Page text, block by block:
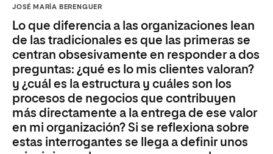
JOSÉ MARÍA BERENGUER
Lo que diferencia a las organizaciones lean
de las tradicionales es que las primeras se
centran obsesivamente en responder a dos
preguntas: ¿qué es lo mis clientes valoran?
y ¿cuál es la estructura y cuáles son los
procesos de negocios que contribuyen
más directamente a la entrega de ese valor
en mi organización? Si se reflexiona sobre
estas interrogantes se llega a definir unos